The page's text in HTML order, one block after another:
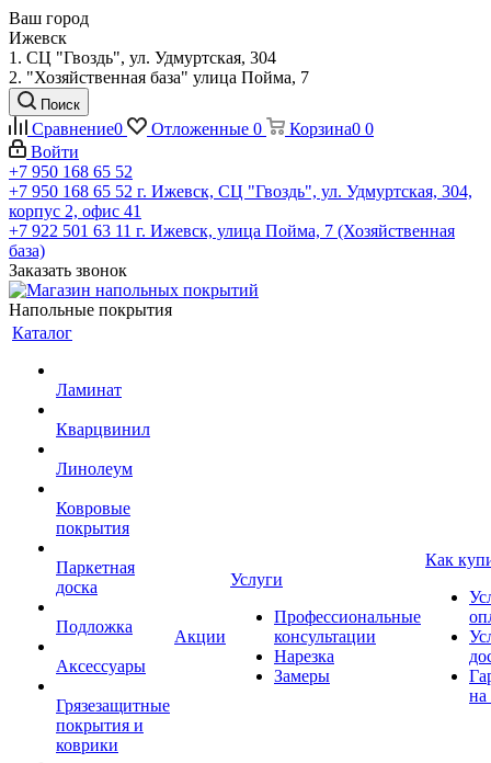
Ваш город
Ижевск
1. СЦ "Гвоздь", ул. Удмуртская, 304
2. "Хозяйственная база" улица Пойма, 7
Поиск
Сравнение0 Отложенные 0 Корзина0 0
Войти
+7 950 168 65 52
+7 950 168 65 52 г. Ижевск, СЦ "Гвоздь", ул. Удмуртская, 304,
корпус 2, офис 41
+7 922 501 63 11 г. Ижевск, улица Пойма, 7 (Хозяйственная
база)
Заказать звонок
Напольные покрытия
Каталог
Ламинат
Кварцвинил
Линолеум
Ковровые
покрытия
Паркетная
доска
Подложка
Аксессуары
Грязезащитные
покрытия и
коврики
Акции
Услуги
Профессиональные
консультации
Нарезка
Замеры
Как
на